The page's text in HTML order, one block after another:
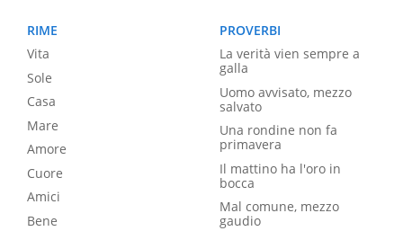
RIME
Vita
Sole
Casa
Mare
Amore
Cuore
Amici
Bene
PROVERBI
La verità vien sempre a
galla
Uomo avvisato, mezzo
salvato
Una rondine non fa
primavera
Il mattino ha l'oro in
bocca
Mal comune, mezzo
gaudio